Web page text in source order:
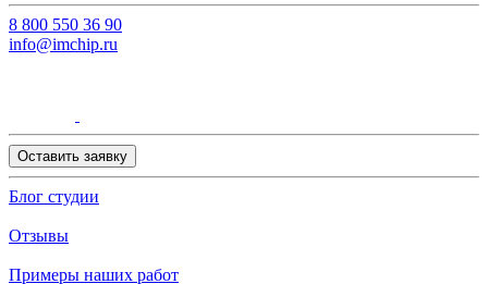
8 800 550 36 90
info@imchip.ru
Оставить заявку
Блог студии
Отзывы
Примеры наших работ